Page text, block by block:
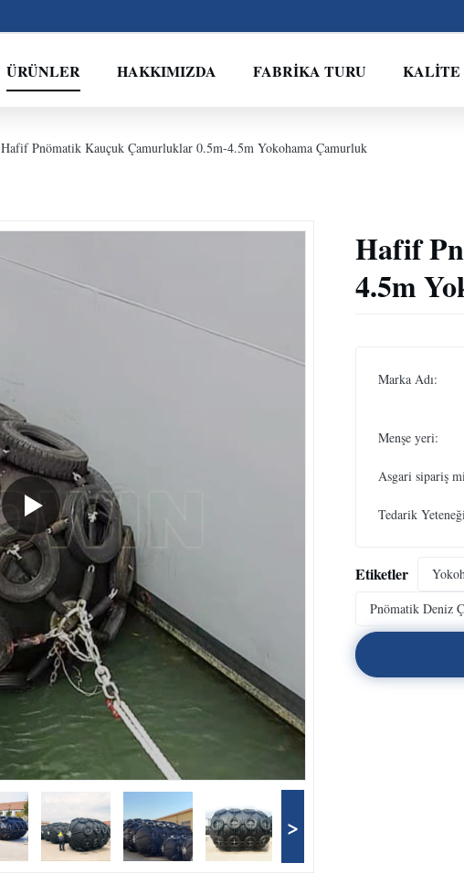
ÜRÜNLER HAKKIMIZDA FABRIKA TURU KALITE
Hafif Pnömatik Kauçuk Çamurluklar 0.5m-4.5m Yokohama Çamurluk
>
Hafif
4.5m
Marka Adı:
Menşe yeri:
Asgari sipariş
Tedarik
Etiketler
Pnömatik Deniz